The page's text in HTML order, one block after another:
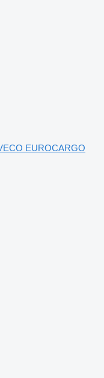
EUROCARGO